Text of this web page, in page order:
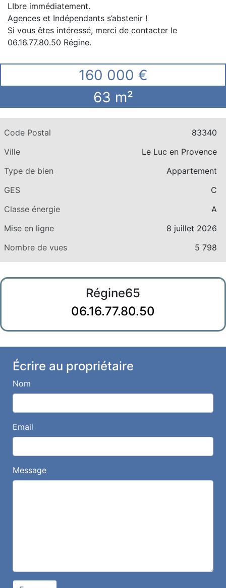
LIbre immédiatement.
Agences et Indépendants s’abstenir !
Si vous êtes intéressé, merci de contacter le
06.16.77.80.50 Régine.
160 000 €
63 m²
Code Postal
83340
Ville
Le Luc en Provence
Type de bien
Appartement
GES
C
Classe énergie
A
Mise en ligne
8 juillet 2026
Nombre de vues
5 798
Régine65
06.16.77.80.50
Écrire au propriétaire
Nom
Email
Message